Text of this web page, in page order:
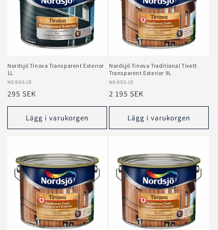
Nordsjö Tinova Transparent Exterior
1L
Säljare:
NORDSJÖ
Ordinarie
pris
295 SEK
Lägg i varukorgen
Nordsjö Tinova Traditional Tixett
Transparent Exterior 9L
Säljare:
NORDSJÖ
Ordinarie
pris
2 195 SEK
Lägg i varukorgen